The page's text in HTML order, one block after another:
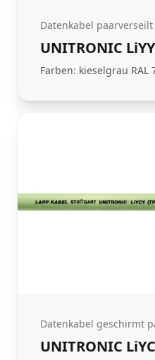
Datenkabel
UNITRONIC
Farben: kieselgrau RAL
Datenkabel geschirmt
UNITRONIC